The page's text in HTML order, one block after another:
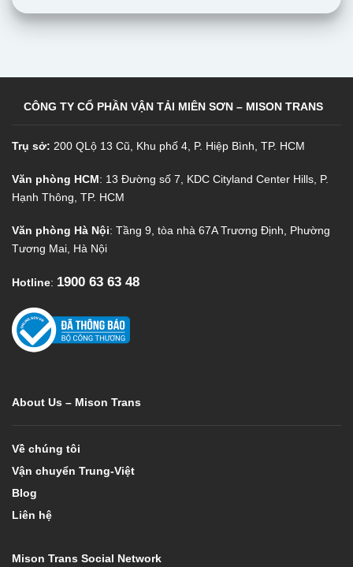
CÔNG TY CỔ PHẦN VẬN TẢI MIÊN SƠN – MISON TRANS
Trụ sở: 200 QLộ 13 Cũ, Khu phố 4, P. Hiệp Bình, TP. HCM
Văn phòng HCM: 13 Đường số 7, KDC Cityland Center Hills, P.
Hạnh Thông, TP. HCM
Văn phòng Hà Nội: Tầng 9, tòa nhà 67A Trương Định, Phường
Tương Mai, Hà Nội
Hotline: 1900 63 63 48
About Us – Mison Trans
Về chúng tôi
Vận chuyển Trung-Việt
Blog
Liên hệ
Mison Trans Social Network